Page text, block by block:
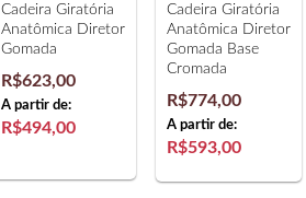
Cadeira Giratória
Anatômica Diretor
Gomada
R$623,00
A partir de:
R$494,00
Cadeira Giratória
Anatômica Diretor
Gomada Base
Cromada
R$774,00
A partir de:
R$593,00